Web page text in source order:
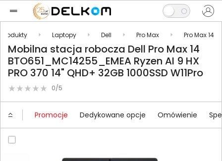
Produkty Laptopy Dell Pro Max Pro Max 14
Mobilna stacja robocza Dell Pro Max 14
BTO651_MC14255_EMEA Ryzen AI 9 HX
PRO 370 14" QHD+ 32GB 1000SSD W11Pro
0/5
Promocje Dedykowane opcje Omówienie